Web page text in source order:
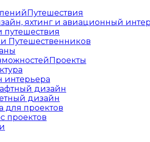
Путешествия
яхтинг и авиационный
путешествия
Путешественников
Проекты
интерьера
дизайн
дизайн
для проектов
проектов